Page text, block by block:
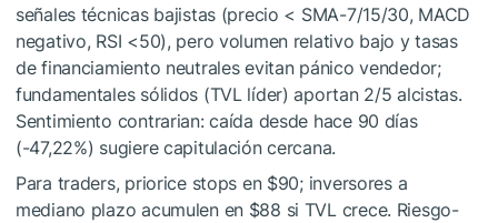
señales técnicas bajistas (precio < SMA-7/15/30, MACD
negativo, RSI <50), pero volumen relativo bajo y tasas
de financiamiento neutrales evitan pánico vendedor;
fundamentales sólidos (TVL líder) aportan 2/5 alcistas.
Sentimiento contrarian: caída desde hace 90 días
(-47,22%) sugiere capitulación cercana.
Para traders, priorice stops en $90; inversores a
mediano plazo acumulen en $88 si TVL crece. Riesgo-